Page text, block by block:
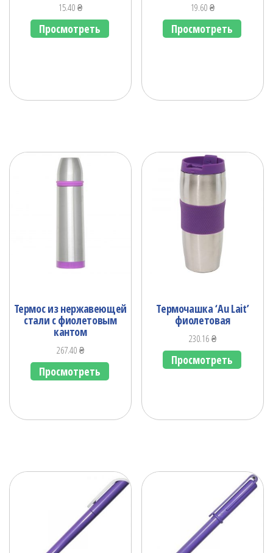
15.40₴
Просмотреть
19.60₴
Просмотреть
Термос из нержавеющей
стали с фиолетовым
кантом
267.40₴
Просмотреть
Термочашка ‘Au Lait’
фиолетовая
230.16₴
Просмотреть